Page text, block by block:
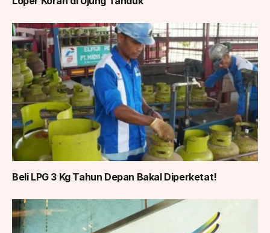
Beli LPG 3 Kg Tahun Depan Bakal Diperketat!